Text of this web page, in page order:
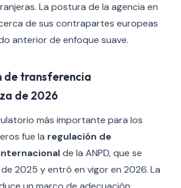
La postura de la agencia en
de sus contrapartes europeas
anterior de enfoque suave.
de transferencia
de 2026
más importante para los
fue la regulación de
de la ANPD, que se
2025 y entró en vigor en 2026. La